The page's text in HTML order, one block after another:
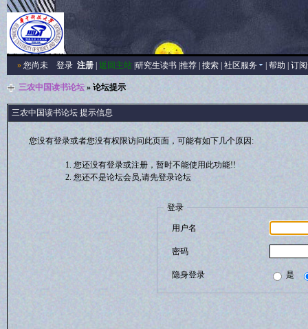
»您尚未 登录 注册| 返回主站| 研究生读书| 推荐| 搜索| 社区服务 帮助 订
三农中国读书论坛» 论坛提示
三农中国读书论坛 提示信息
您没有登录或者您没有权限访问此页面，可能有如下几个原因:
您还没有登录或注册，暂时不能使用此功能!!
您还不是论坛会员,请先登录论坛
登录
用户名
密码
隐身登录 是